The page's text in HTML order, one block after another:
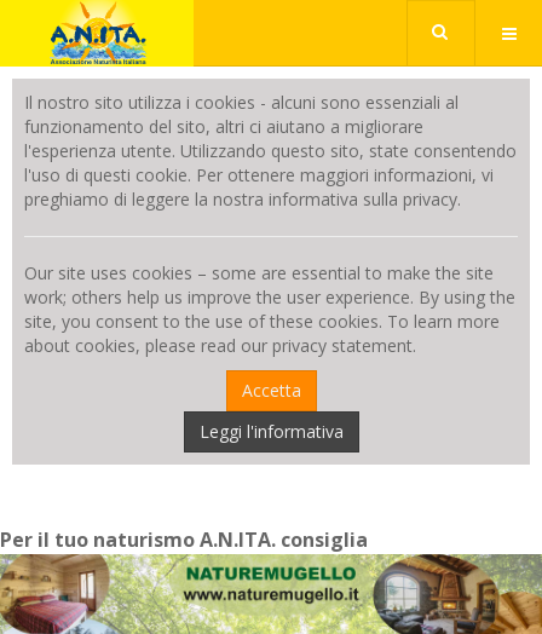
Il nostro sito utilizza i cookies - alcuni sono essenziali al
funzionamento del sito, altri ci aiutano a migliorare
l'esperienza utente. Utilizzando questo sito, state consentendo
l'uso di questi cookie. Per ottenere maggiori informazioni, vi
preghiamo di leggere la nostra informativa sulla privacy.
Our site uses cookies – some are essential to make the site
work; others help us improve the user experience. By using the
site, you consent to the use of these cookies. To learn more
about cookies, please read our privacy statement.
Accetta
Leggi l'informativa
Per il tuo naturismo A.N.ITA. consiglia